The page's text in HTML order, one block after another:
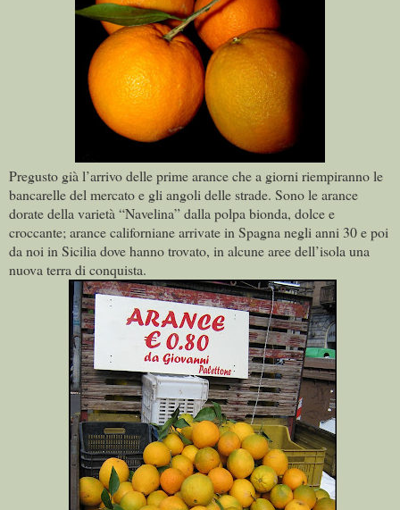
Pregusto già l’arrivo delle prime arance che a giorni riempiranno le
bancarelle del mercato e gli angoli delle strade. Sono le arance
dorate della varietà “Navelina” dalla polpa bionda, dolce e
croccante; arance californiane arrivate in Spagna negli anni 30 e poi
da noi in Sicilia dove hanno trovato, in alcune aree dell’isola una
nuova terra di conquista.